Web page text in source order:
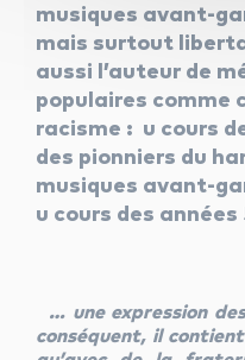
musiques avant-
mais surtout
aussi l’auteur de
populaires comme
racisme : u cours
des pionniers du
musiques avant-
u cours des
… une expression
conséquent, il